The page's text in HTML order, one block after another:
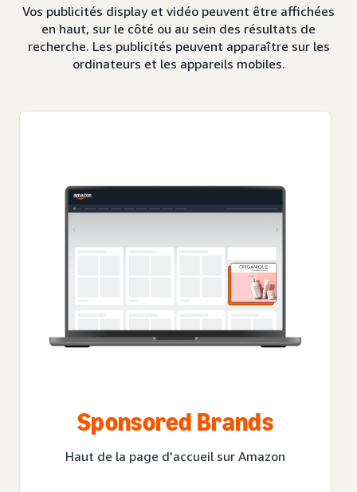
Vos publicités display et vidéo peuvent être affichées
en haut, sur le côté ou au sein des résultats de
recherche. Les publicités peuvent apparaître sur les
ordinateurs et les appareils mobiles.
Sponsored Brands
Haut de la page d'accueil sur Amazon